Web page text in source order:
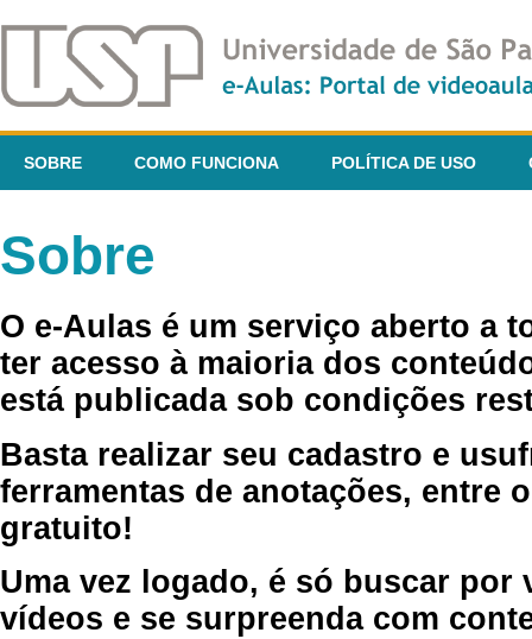
SOBRE COMO FUNCIONA POLÍTICA DE USO
Sobre
O e-Aulas é um serviço aberto a
ter acesso à maioria dos
está publicada sob condições
Basta realizar seu cadastro e
ferramentas de anotações, entre
gratuito!
Uma vez logado, é só buscar por
vídeos e se surpreenda com